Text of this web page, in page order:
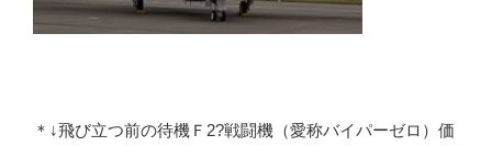
＊↓飛び立つ前の待機Ｆ2?戦闘機（愛称バイパーゼロ）価